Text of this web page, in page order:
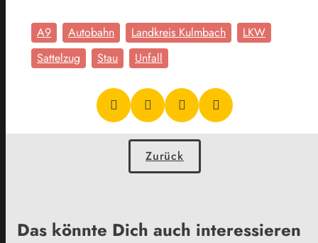
A9 Autobahn Landkreis Kulmbach
LKW
Sattelzug
Stau Unfall
Zurück
Das könnte Dich auch interessieren